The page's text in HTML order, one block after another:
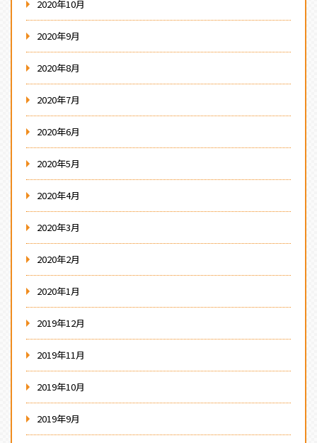
2020年10月
2020年9月
2020年8月
2020年7月
2020年6月
2020年5月
2020年4月
2020年3月
2020年2月
2020年1月
2019年12月
2019年11月
2019年10月
2019年9月